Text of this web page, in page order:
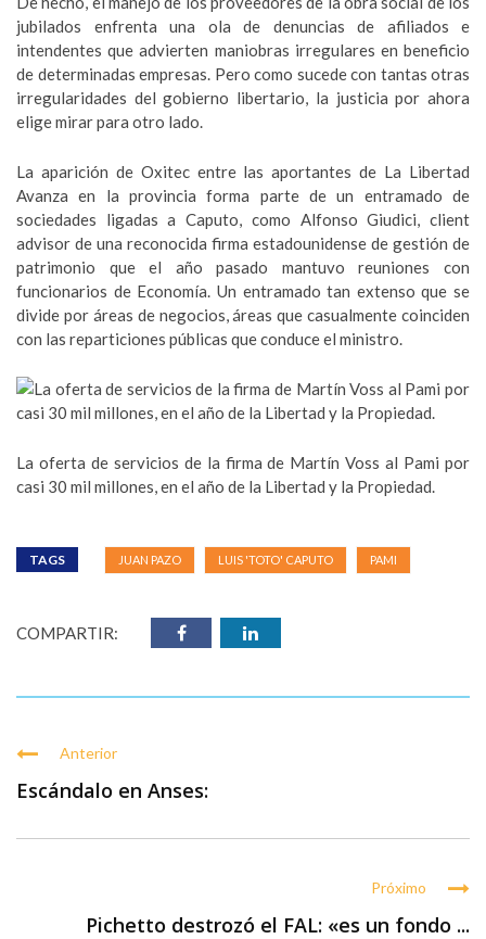
jubilados enfrenta una ola de denuncias de afiliados e
intendentes que advierten maniobras irregulares en beneficio
de determinadas empresas. Pero como sucede con tantas otras
irregularidades del gobierno libertario, la justicia por ahora
elige mirar para otro lado.
La aparición de Oxitec entre las aportantes de La Libertad
Avanza en la provincia forma parte de un entramado de
sociedades ligadas a Caputo, como Alfonso Giudici, client
advisor de una reconocida firma estadounidense de gestión de
patrimonio que el año pasado mantuvo reuniones con
funcionarios de Economía. Un entramado tan extenso que se
divide por áreas de negocios, áreas que casualmente coinciden
con las reparticiones públicas que conduce el ministro.
La oferta de servicios de la firma de Martín Voss al Pami por
casi 30 mil millones, en el año de la Libertad y la Propiedad.
TAGS JUAN PAZO LUIS 'TOTO' CAPUTO PAMI
COMPARTIR:
Anterior
Escándalo en Anses:
Próximo
Pichetto destrozó el FAL: «es un fondo ...